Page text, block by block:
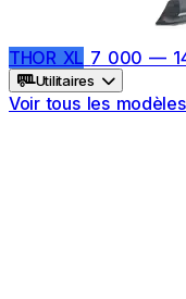
THOR XL 7 000 —
Utilitaires
Voir tous les modèles